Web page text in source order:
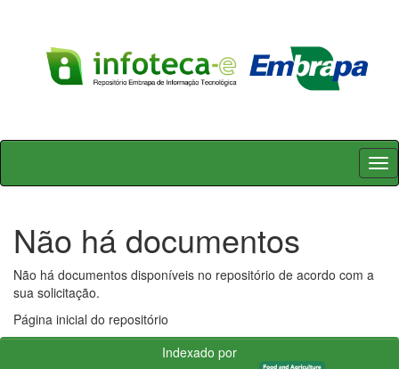
Skip
Não há documentos
Não há documentos disponíveis no repositório de acordo com a
sua solicitação.
Página inicial do repositório
Indexado por